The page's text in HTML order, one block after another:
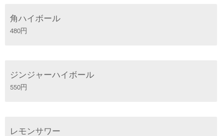
角ハイボール
480円
ジンジャーハイボール
550円
レモンサワー